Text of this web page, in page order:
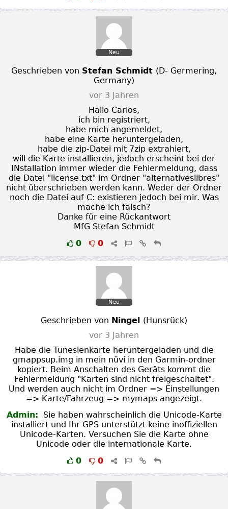
Neu
Geschrieben von Stefan Schmidt ( D- Germering,
Germany)
vor 3 Jahren
Hallo Carlos,
ich bin registriert,
habe mich angemeldet,
habe eine Karte heruntergeladen,
habe die zip-Datei mit 7zip extrahiert,
will die Karte installieren, jedoch erscheint bei der
INstallation immer wieder die Fehlermeldung, dass
die Datei "license.txt" im Ordner "alternativeslibres"
nicht überschrieben werden kann. Weder der Ordner
noch die Datei auf C: existieren jedoch bei mir. Was
mache ich falsch?
Danke für eine Rückantwort
MfG Stefan Schmidt
0
0
Neu
Geschrieben von Ningel ( Hunsrück)
vor 3 Jahren
Habe die Tunesienkarte heruntergeladen und die
gmappsup.img in mein nüvi in den Garmin-ordner
kopiert. Beim Anschalten des Geräts kommt die
Fehlermeldung "Karten sind nicht freigeschaltet".
Und werden auch nicht im Ordner => Einstellungen
=> Karte/Fahrzeug => mymaps angezeigt.
Admin:
Sie haben wahrscheinlich die Unicode-Karte
installiert und Ihr GPS unterstützt keine inoffiziellen
Unicode-Karten. Versuchen Sie die Karte ohne
Unicode oder die internationale Karte.
0
0